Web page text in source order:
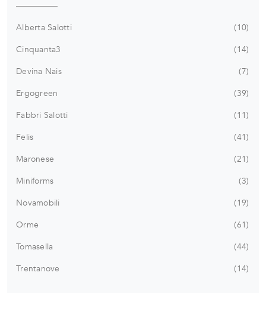
Alberta Salotti
10
Cinquanta3
14
Devina Nais
7
Ergogreen
39
Fabbri Salotti
11
Felis
41
Maronese
21
Miniforms
3
Novamobili
19
Orme
61
Tomasella
44
Trentanove
14